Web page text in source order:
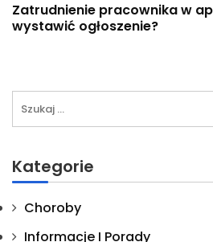
Zatrudnienie pracownika w
wystawić ogłoszenie?
Kategorie
Choroby
Informacje I Porady